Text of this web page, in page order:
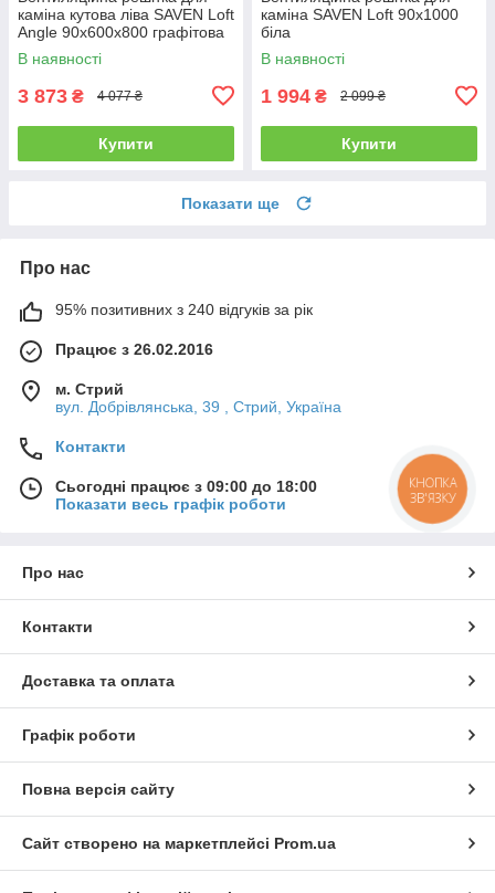
каміна кутова ліва SAVEN Loft
Angle 90х600х800 графітова
В наявності
3 873 ₴ 4 077 ₴
Купити
каміна SAVEN Loft 90х1000
біла
В наявності
1 994 ₴ 2 099 ₴
Купити
Показати ще
Про нас
95% позитивних з 240 відгуків за рік
Працює з 26.02.2016
м. Стрий
вул. Добрівлянська, 39 , Стрий, Україна
Контакти
Сьогодні працює з 09:00 до 18:00
Показати весь графік роботи
Про нас
Контакти
Доставка та оплата
Графік роботи
Повна версія сайту
Сайт створено на маркетплейсі Prom.ua
КНОПКА
ЗВ'ЯЗКУ